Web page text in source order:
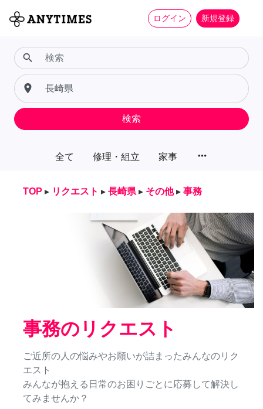
ログイン 新規登録
全て 修理・組立 家事 more_horiz
search
place
検索
TOP ▸ リクエスト ▸ 長崎県 ▸ その他 ▸ 事務
事務のリクエスト
ご近所の人の悩みやお願いが詰まったみんなのリク
エスト
みんなが抱える日常のお困りごとに応募して解決し
てみませんか？